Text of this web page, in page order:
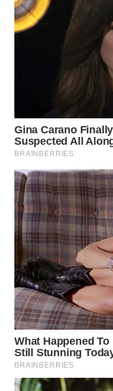
PURWAKARTA
WN
SOLO
WN
BOROBUDUR
WN
MADURA
WN
SURABAYA
WN
NATUNA
WN
BINTAN